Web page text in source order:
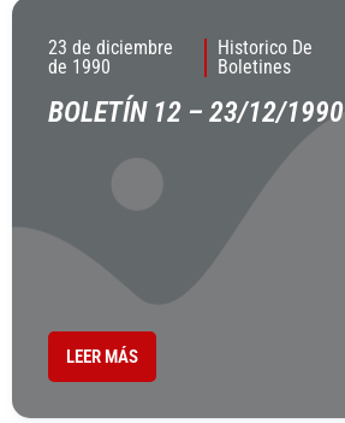
23 de diciembre
de 1990
Historico De
Boletines
BOLETÍN 12 – 23/12/1990
LEER MÁS